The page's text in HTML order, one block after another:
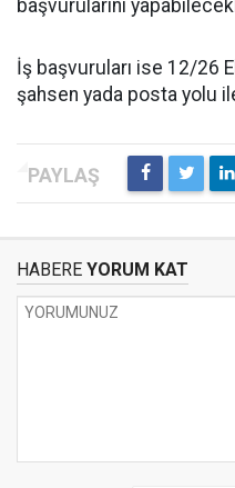
başvurularını
İş başvuruları ise 12/26
şahsen yada posta yolu
HABERE YORUM KAT